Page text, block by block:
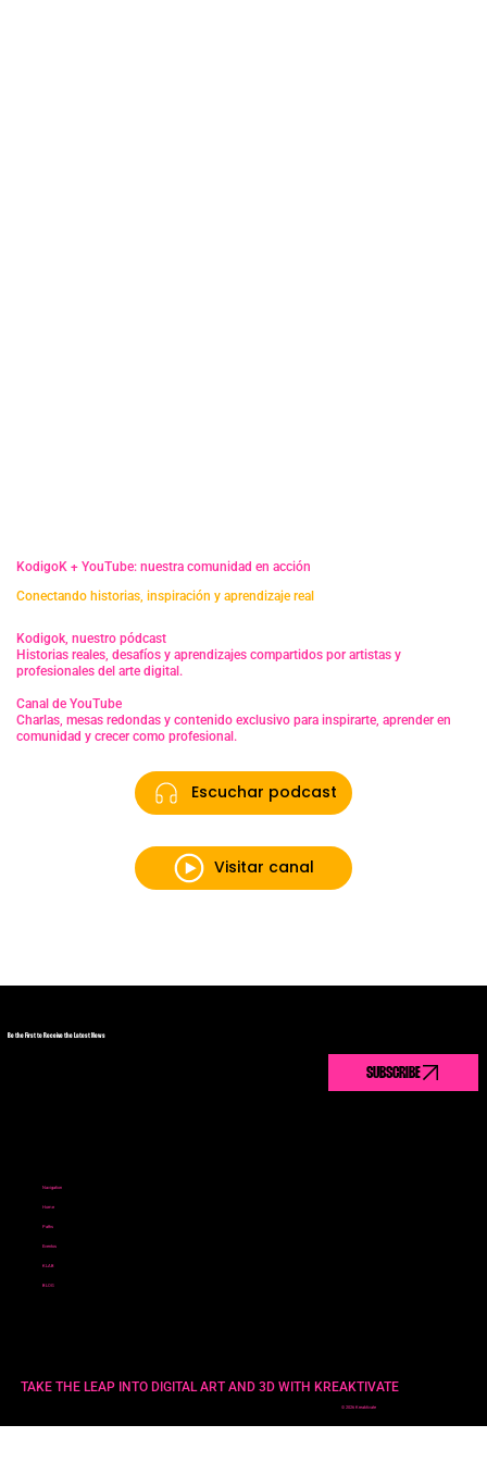
KodigoK + YouTube: nuestra comunidad en acción
Conectando historias, inspiración y aprendizaje real
Kodigok, nuestro pódcast
Historias reales, desafíos y aprendizajes compartidos por artistas y
profesionales del arte digital.
Canal de YouTube
Charlas, mesas redondas y contenido exclusivo para inspirarte, aprender en
comunidad y crecer como profesional.
Escuchar podcast
Visitar canal
Be the First to Receive the Latest News
SUBSCRIBE
Navigation
Home
Paths
Eventos
KLAB
BLOG
TAKE THE LEAP INTO DIGITAL ART AND 3D WITH KREAKTIVATE
© 2026 Kreaktivate